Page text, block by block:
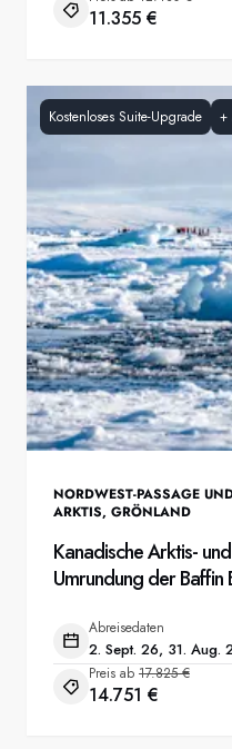
11.355 €
Kostenloses Suite-Upgrade +
NORDWEST-PASSAGE
ARKTIS, GRÖNLAND
Kanadische Arktis-
Umrundung der Baffin
Abreisedaten
2. Sept. 26, 31. Aug.
Preis ab 17.825 €
14.751 €